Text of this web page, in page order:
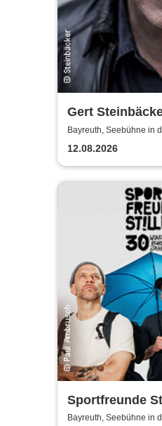
Gert
Bayreuth, Seebühne in
12.08.2026
Sportfreunde
wunderbaren
Bayreuth, Seebühne in